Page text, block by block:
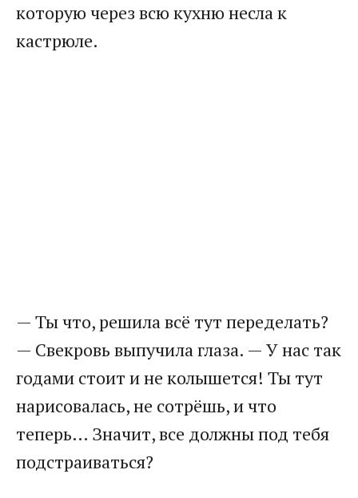
которую через всю кухню несла к
кастрюле.​
​— Ты что, решила всё тут переделать?
— Свекровь выпучила глаза. — У нас так
годами стоит и не колышется! Ты тут
нарисовалась, не сотрёшь, и что
теперь… Значит, все должны под тебя
подстраиваться?​